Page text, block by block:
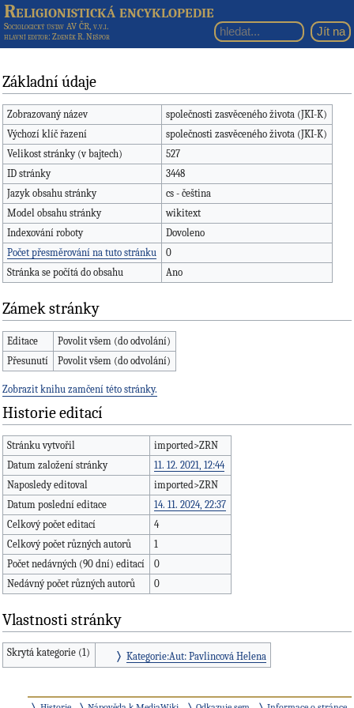
Religionistická encyklopedie
Sociologický ústav AV ČR, v.v.i.
hlavní editor: Zdeněk R. Nešpor
Základní údaje
Zobrazovaný název
společnosti zasvěceného života (JKI-K)
Výchozí klíč řazení
společnosti zasvěceného života (JKI-K)
Velikost stránky (v bajtech)
527
ID stránky
3448
Jazyk obsahu stránky
cs - čeština
Model obsahu stránky
wikitext
Indexování roboty
Dovoleno
Počet přesměrování na tuto stránku
0
Stránka se počítá do obsahu
Ano
Zámek stránky
Editace
Povolit všem (do odvolání)
Přesunutí
Povolit všem (do odvolání)
Zobrazit knihu zamčení této stránky.
Historie editací
Stránku vytvořil
imported>ZRN
Datum založení stránky
11. 12. 2021, 12:44
Naposledy editoval
imported>ZRN
Datum poslední editace
14. 11. 2024, 22:37
Celkový počet editací
4
Celkový počet různých autorů
1
Počet nedávných (90 dní) editací
0
Nedávný počet různých autorů
0
Vlastnosti stránky
Skrytá kategorie (1) Kategorie:Aut: Pavlincová Helena